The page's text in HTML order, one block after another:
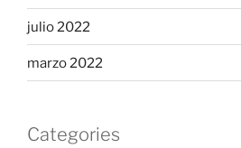
julio 2022
marzo 2022
Categories